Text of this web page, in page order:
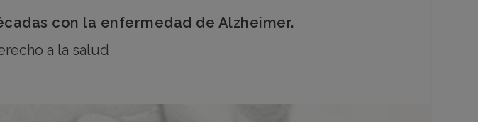
con la enfermedad de Alzheimer.
a la salud